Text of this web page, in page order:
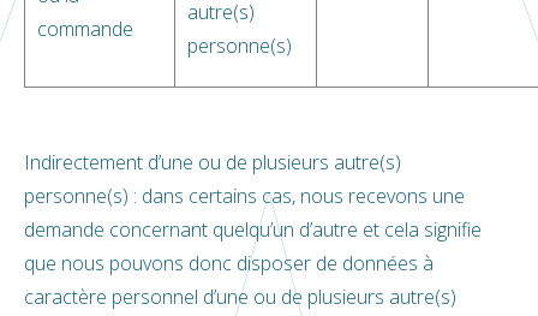
commande
autre(s)
personne(s)
Indirectement d’une ou de plusieurs autre(s)
personne(s) : dans certains cas, nous recevons une
demande concernant quelqu’un d’autre et cela signifie
que nous pouvons donc disposer de données à
caractère personnel d’une ou de plusieurs autre(s)